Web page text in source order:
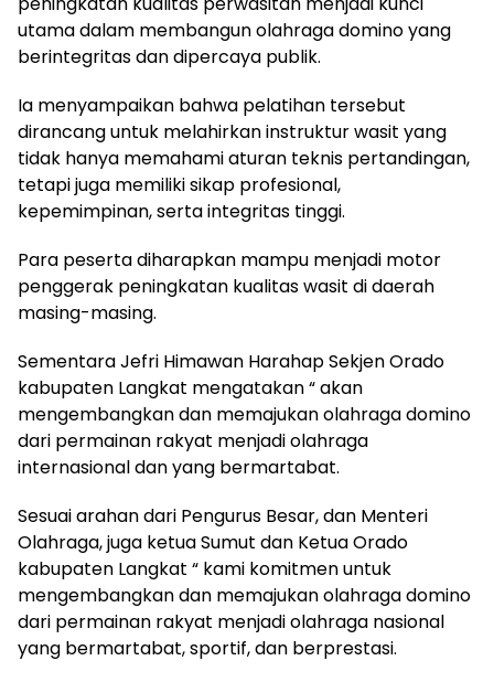
utama dalam membangun olahraga domino yang
berintegritas dan dipercaya publik.
Ia menyampaikan bahwa pelatihan tersebut
dirancang untuk melahirkan instruktur wasit yang
tidak hanya memahami aturan teknis pertandingan,
tetapi juga memiliki sikap profesional,
kepemimpinan, serta integritas tinggi.
Para peserta diharapkan mampu menjadi motor
penggerak peningkatan kualitas wasit di daerah
masing-masing.
Sementara Jefri Himawan Harahap Sekjen Orado
kabupaten Langkat mengatakan “ akan
mengembangkan dan memajukan olahraga domino
dari permainan rakyat menjadi olahraga
internasional dan yang bermartabat.
Sesuai arahan dari Pengurus Besar, dan Menteri
Olahraga, juga ketua Sumut dan Ketua Orado
kabupaten Langkat “ kami komitmen untuk
mengembangkan dan memajukan olahraga domino
dari permainan rakyat menjadi olahraga nasional
yang bermartabat, sportif, dan berprestasi.